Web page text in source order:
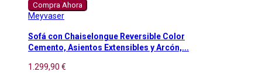
Compra Ahora
Meyvaser
Sofá con Chaiselongue Reversible Color
Cemento, Asientos Extensibles y Arcón,...
1.299,90 €